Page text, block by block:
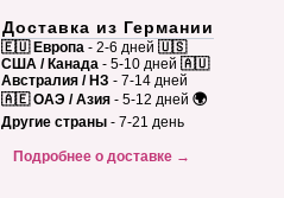
Доставка из Германии
🇪🇺 Европа - 2-6 дней 🇺🇸
США / Канада - 5-10 дней 🇦🇺
Австралия / НЗ - 7-14 дней
🇦🇪 ОАЭ / Азия - 5-12 дней 🌍
Другие страны - 7-21 день
Подробнее о доставке →